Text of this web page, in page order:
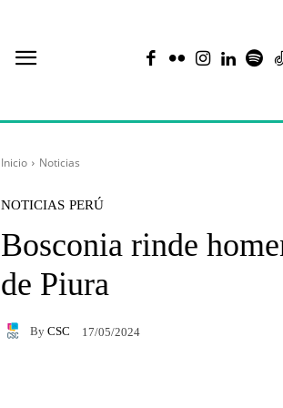
Inicio Noticias
NOTICIAS PERÚ
Bosconia rinde
de Piura
By CSC 17/05/2024